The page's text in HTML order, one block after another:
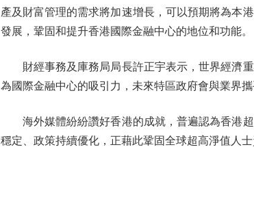
產及財富管理的需求將加速增長，可以預期將為本
發展，鞏固和提升香港國際金融中心的地位和功能。
財經事務及庫務局局長許正宇表示，世界經濟重
為國際金融中心的吸引力，未來特區政府會與業界
海外媒體紛紛讚好香港的成就，普遍認為香港超
穩定、政策持續優化，正藉此鞏固全球超高淨值人士